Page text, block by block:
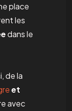
place
les
dans le
de la
et
avec